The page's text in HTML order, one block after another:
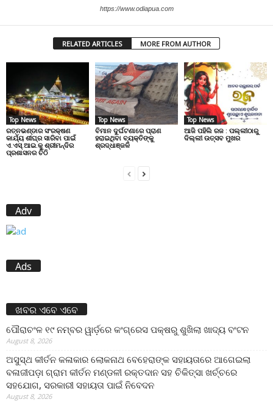
https://www.odiapua.com
RELATED ARTICLES MORE FROM AUTHOR
Top News
ରତ୍ନଭଣ୍ଡାର ସଂରକ୍ଷଣ
କାର୍ଯ୍ୟ ଶୀଘ୍ର ସାରିବା ପାଇଁ
ଏ.ଏସ୍.ଆଇ.କୁ ଶ୍ରୀମନ୍ଦିର
ପ୍ରଶାସନର ଚିଠି
Top News
ବିମାନ ଦୁର୍ଘଟଣାରେ ପ୍ରାଣ
ହରାଇଥିବା ବ୍ୟକ୍ତିଙ୍କୁ
ଶ୍ରଦ୍ଧାଞ୍ଜଳି
Top News
ଆଜି ପହିଲି ରଜ : ପଲ୍ଲୀଠାରୁ
ଦିଲ୍ଲୀ ଉତ୍ସବ ମୁଖର
Adv
Ads
ଖବର ଏବେ ଏବେ
ପୌରାଚଂଳ ୧୯ ନମ୍ବର ୱାର୍ଡ଼ରେ କଂଗ୍ରେସ ପକ୍ଷରୁ ଶୁଖିଲା ଖାଦ୍ୟ ବଂଟନ
August 8, 2026
ଅସୁସ୍ଥ କୀର୍ତନ କଳାକାର ଲୋକନାଥ ବେହେରାଙ୍କ ସହାୟତାରେ ଆଗେଇଲା
ବଳାଜୀପଡ଼ା ଗ୍ରାମ କୀର୍ତନ ମଣ୍ଡଳୀ ରକ୍ତଦାନ ସହ ଚିକିତ୍ସା ଖର୍ଚ୍ଚରେ
ସହଯୋଗ, ସରକାରୀ ସହାୟତା ପାଇଁ ନିବେଦନ
August 8, 2026